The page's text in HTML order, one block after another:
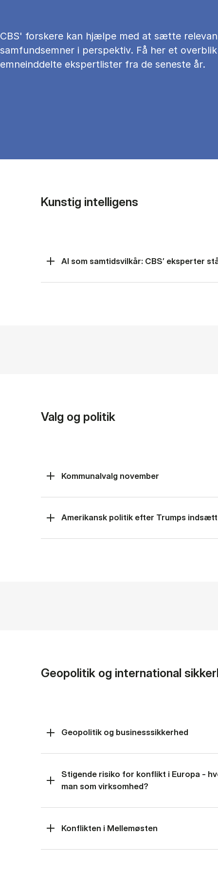
CBS' forskere kan hjælpe med at sætte
samfundsemner i perspektiv. Få her et
emneinddelte ekspertlister fra de seneste år.
Kunstig intelligens
AI som samtidsvilkår: CBS’ eksperter
Valg og politik
Kommunalvalg november
Amerikansk politik efter Trumps
Geopolitik og international
Geopolitik og businesssikkerhed
Stigende risiko for konflikt i Europa -
man som virksomhed?
Konflikten i Mellemøsten